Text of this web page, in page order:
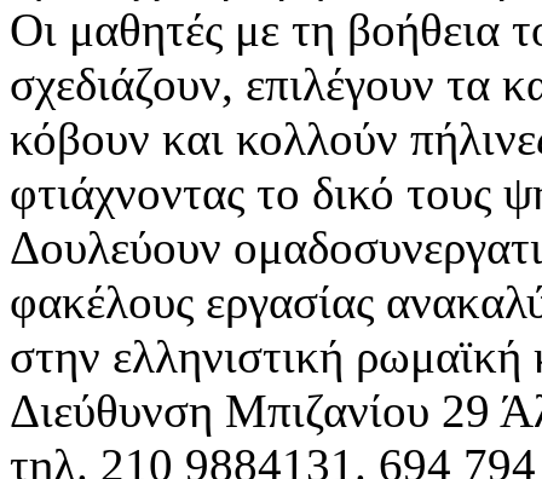
Οι μαθητές με τη βοήθεια
σχεδιάζουν, επιλέγουν τα
κόβουν και κολλούν
φτιάχνοντας το δικό τους
Δουλεύουν
φακέλους εργασίας
στην ελληνιστική ρωμαϊκή
Διεύθυνση Μπιζανίου 29
τηλ. 210 9884131. 694